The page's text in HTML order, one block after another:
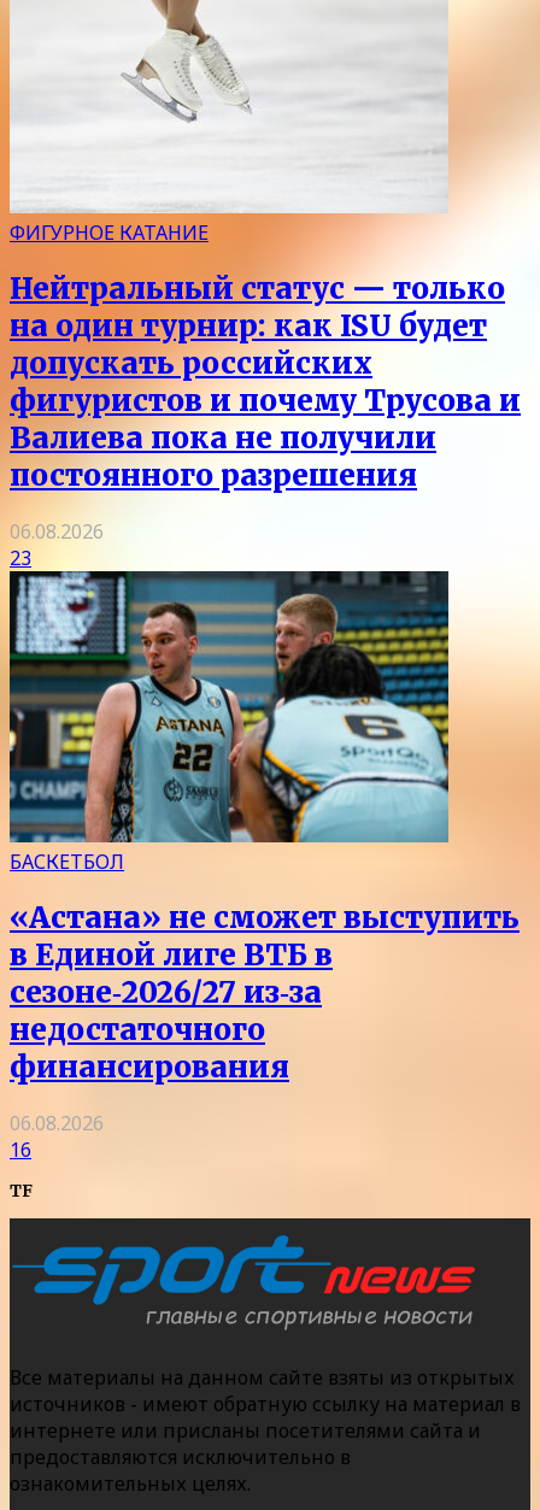
ФИГУРНОЕ КАТАНИЕ
Нейтральный статус — только
на один турнир: как ISU будет
допускать российских
фигуристов и почему Трусова и
Валиева пока не получили
постоянного разрешения
06.08.2026
23
БАСКЕТБОЛ
«Астана» не сможет выступить
в Единой лиге ВТБ в
сезоне‑2026/27 из‑за
недостаточного
финансирования
06.08.2026
16
TF
Все материалы на данном сайте взяты из открытых
источников - имеют обратную ссылку на материал в
интернете или присланы посетителями сайта и
предоставляются исключительно в
ознакомительных целях.